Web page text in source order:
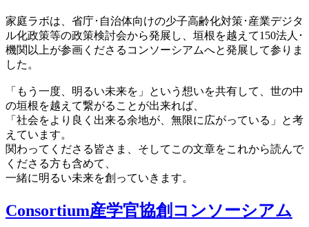
家庭ラボは、省庁･自治体向けの少子高齢化対策･産業デジタ
ル化政策等の政策検討会から発展し、垣根を越えて150法人･
機関以上が参画くださるコンソーシアムへと発展して参りま
した。
「もう一度、明るい未来を」という想いを共有して、世の中
の垣根を越えて繋がることが出来れば、
「社会をより良く出来る余地が、無限に広がっている」と考
えています。
関わってくださる皆さま、そしてこの文章をこれから読んで
くださる方も含めて、
一緒に明るい未来を創っていきます。
Consortium産学官協創コンソーシアム